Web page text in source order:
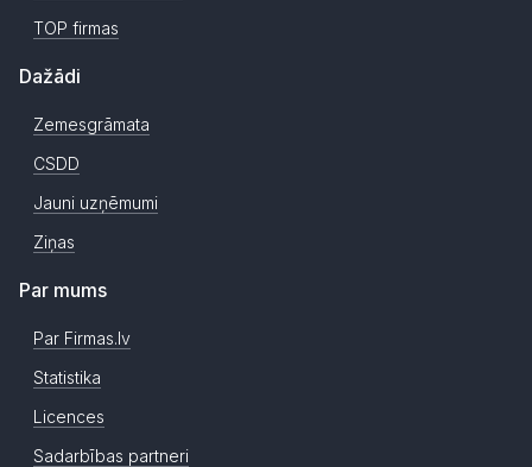
TOP firmas
Dažādi
Zemesgrāmata
CSDD
Jauni uzņēmumi
Ziņas
Par mums
Par Firmas.lv
Statistika
Licences
Sadarbības partneri